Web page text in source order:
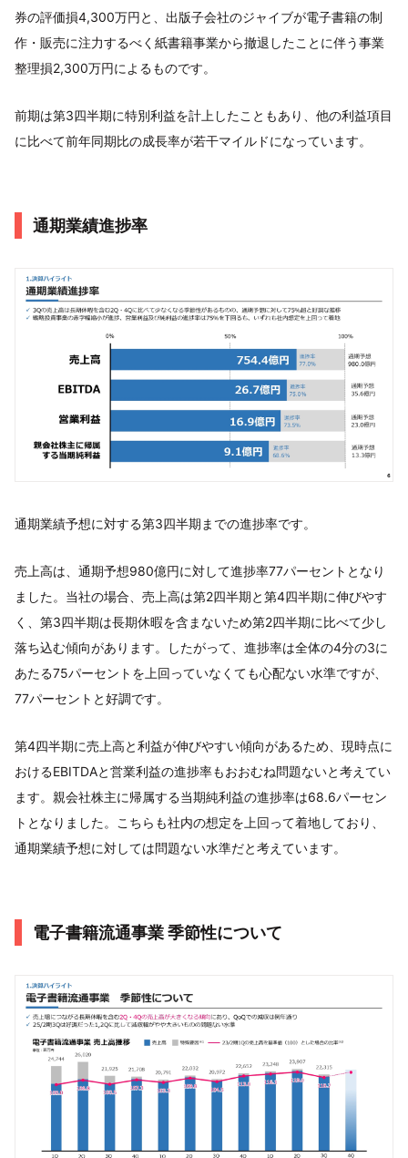
券の評価損4,300万円と、出版子会社のジャイブが電子書籍の制
作・販売に注力するべく紙書籍事業から撤退したことに伴う事業
整理損2,300万円によるものです。
前期は第3四半期に特別利益を計上したこともあり、他の利益項目
に比べて前年同期比の成長率が若干マイルドになっています。
通期業績進捗率
通期業績予想に対する第3四半期までの進捗率です。
売上高は、通期予想980億円に対して進捗率77パーセントとなり
ました。当社の場合、売上高は第2四半期と第4四半期に伸びやす
く、第3四半期は長期休暇を含まないため第2四半期に比べて少し
落ち込む傾向があります。したがって、進捗率は全体の4分の3に
あたる75パーセントを上回っていなくても心配ない水準ですが、
77パーセントと好調です。
第4四半期に売上高と利益が伸びやすい傾向があるため、現時点に
おけるEBITDAと営業利益の進捗率もおおむね問題ないと考えてい
ます。親会社株主に帰属する当期純利益の進捗率は68.6パーセン
トとなりました。こちらも社内の想定を上回って着地しており、
通期業績予想に対しては問題ない水準だと考えています。
電子書籍流通事業 季節性について